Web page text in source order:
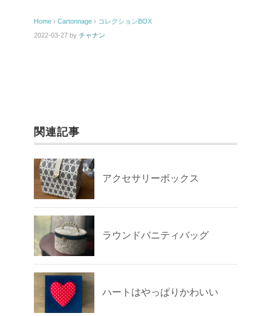
Home › Cartonnage › コレクションBOX
2022-03-27 by チャナン
関連記事
アクセサリーボックス
ラウンドバニティバッグ
ハートはやっぱりかわいい